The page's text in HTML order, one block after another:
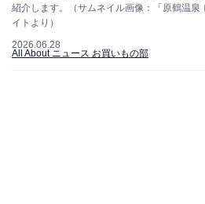
紹介します。（サムネイル画像：「原鶴温
イトより）
2026.06.28
All About ニュース お買いもの部